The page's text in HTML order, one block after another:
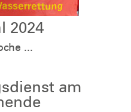
2024
...
am